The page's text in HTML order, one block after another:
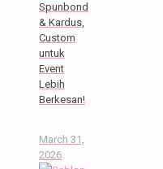
Spunbond
& Kardus,
Custom
untuk
Event
Lebih
Berkesan!
March 31,
2026